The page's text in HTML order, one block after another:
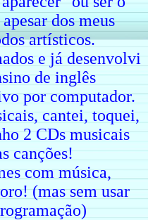
dos meus
artísticos.
e já desenvolvi
de inglês
por computador.
cantei, toquei,
2 CDs musicais
canções!
com música,
(mas sem usar